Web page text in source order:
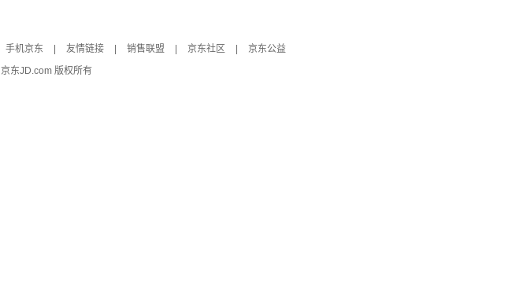
手机京东 友情链接 销售联盟 京东社区
京东公益
京东JD.com 版权所有